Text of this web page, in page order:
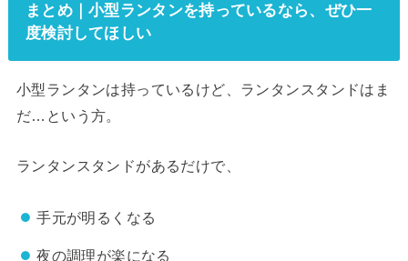
まとめ｜小型ランタンを持っているなら、ぜひ一
度検討してほしい
小型ランタンは持っているけど、ランタンスタンドはま
だ…という方。
ランタンスタンドがあるだけで、
手元が明るくなる
夜の調理が楽になる